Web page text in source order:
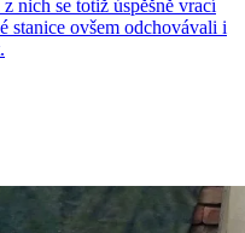
nich se totiž úspěšně vrací
stanice ovšem odchovávali i